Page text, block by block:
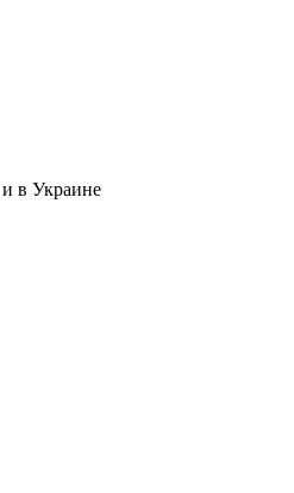
в Украине